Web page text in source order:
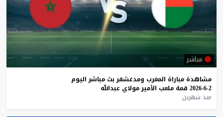
مباشر
مشاهدة مباراة المغرب ومدغشقر بث مباشر اليوم
2-6-2026
قمة ملعب الأميرمولاي عبدالله
منذ شهرين